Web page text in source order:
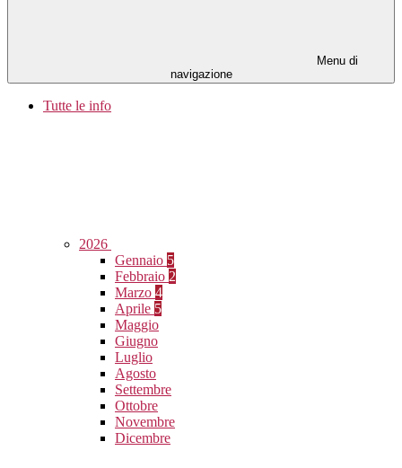
Menu di
navigazione
Tutte le info
2026
Gennaio 5
Febbraio 2
Marzo 4
Aprile 5
Maggio
Giugno
Luglio
Agosto
Settembre
Ottobre
Novembre
Dicembre